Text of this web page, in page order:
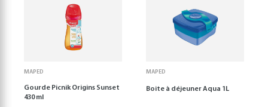
MAPED
Gourde Picnik Origins Sunset
430 ml
MAPED
Boite à déjeuner Aqua 1L